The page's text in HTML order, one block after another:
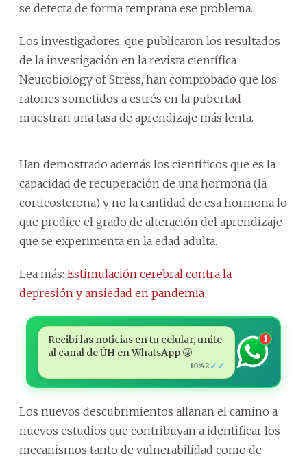
se detecta de forma temprana ese problema.
Los investigadores, que publicaron los resultados
de la investigación en la revista científica
Neurobiology of Stress, han comprobado que los
ratones sometidos a estrés en la pubertad
muestran una tasa de aprendizaje más lenta.
Han demostrado además los científicos que es la
capacidad de recuperación de una hormona (la
corticosterona) y no la cantidad de esa hormona lo
que predice el grado de alteración del aprendizaje
que se experimenta en la edad adulta.
Lea más: Estimulación cerebral contra la
depresión y ansiedad en pandemia
Recibí las noticias en tu celular, unite
al canal de ÚH en WhatsApp 🤩
10:42 ✓✓
1
Los nuevos descubrimientos allanan el camino a
nuevos estudios que contribuyan a identificar los
mecanismos tanto de vulnerabilidad como de